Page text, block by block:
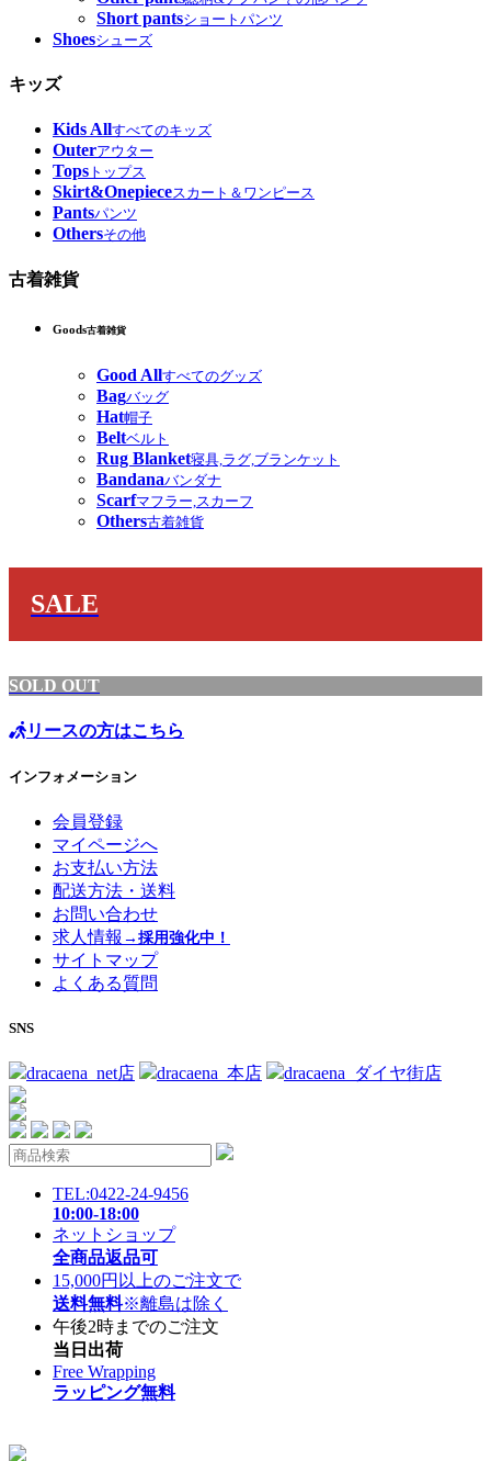
Short pantsショートパンツ
Shoesシューズ
キッズ
Kids Allすべてのキッズ
Outerアウター
Tops トップス
Skirt&Onepieceスカート＆ワンピース
Pantsパンツ
Othersその他
古着雑貨
Goods古着雑貨
Good Allすべてのグッズ
Bagバッグ
Hat帽子
Beltベルト
Rug Blanket寝具,ラグ,ブランケット
Bandanaバンダナ
Scarfマフラー,スカーフ
Others古着雑貨
SALE
SOLD OUT
リースの方はこちら
インフォメーション
会員登録
マイページへ
お支払い方法
配送方法・送料
お問い合わせ
求人情報 →採用強化中！
サイトマップ
よくある質問
SNS
dracaena_net店 dracaena_本店 dracaena_ダイヤ街店
TEL:0422-24-9456
10:00-18:00
ネットショップ
全商品返品可
15,000円以上のご注文で
送料無料※離島は除く
午後2時までのご注文
当日出荷
Free Wrapping
ラッピング無料